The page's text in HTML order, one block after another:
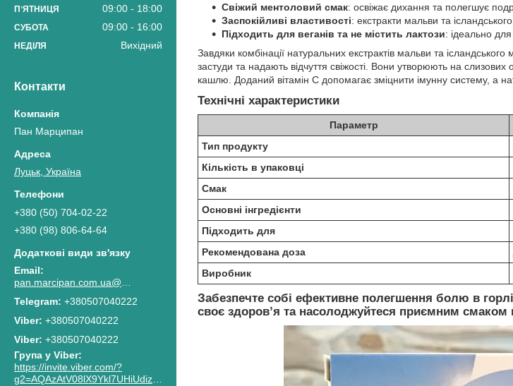
ПʼЯТНИЦЯ 09:00 18:00
СУБОТА 09:00 16:00
НЕДІЛЯ Вихідний
Контакти
Пан Марципан
Луцьк, Україна
+380 (50) 704-02-22
+380 (98) 806-64-64
pan.marcipan.com.ua@gmail.com
+380507040222
+380507040222
Viber +380507040222
Група у Viber
https://invite.viber.com/?
g2=AQAzAtV08lX9Ykl7UHiUdiz2lJaGpR6lsG8M4RbzQPAkG0NWtCn7PhJnwk8g8F2c
Свіжий ментоловий смак: освіжає дихання та полегшує
Заспокійливі властивості: екстракти мальви та
Підходить для веганів та не містить лактози: ідеально
Завдяки комбінації натуральних екстрактів мальви та
застуди та надають відчуття свіжості. Вони утворюють на
кашлю. Доданий вітамін C допомагає зміцнити імунну систему, а
Технічні характеристики
Параметр
Тип продукту
Кількість в упаковці
Смак
Основні інгредієнти
Підходить для
Рекомендована доза
Виробник
Забезпечте собі ефективне полегшення болю в
своє здоров’я та насолоджуйтеся приємним